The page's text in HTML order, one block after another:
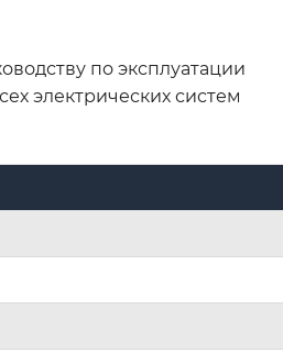
по эксплуатации
электрических систем